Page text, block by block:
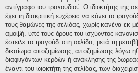
αντίγραφο του τραγουδιού. Ο ιδιοκτήτης της
έχει τη διακριτική ευχέρεια να κάνει το
τους θαμώνες της σελίδας, χωρίς κανένα εκ
αμοιβή, υπό τους όρους του ισχύοντος
έστειλε το τραγούδι στη σελίδα, μετά τη
δικαίωμα αποζημίωσης, αποζημίωσης λόγω
διαφυγόντων κερδών ή ανάκλησης της
έναντι του ιδιοκτήτη της σελίδας, των